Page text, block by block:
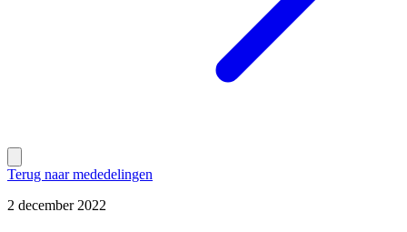
Terug naar mededelingen
2 december 2022